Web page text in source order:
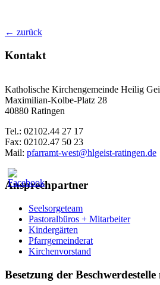
← zurück
Kontakt
Katholische Kirchengemeinde Heilig
Maximilian-Kolbe-Platz 28
40880 Ratingen
Tel.: 02102.44 27 17
Fax: 02102.47 50 23
Mail: pfarramt-west@hlgeist-ratingen.de
Ansprechpartner
Seelsorgeteam
Pastoralbüros + Mitarbeiter
Kindergärten
Pfarrgemeinderat
Kirchenvorstand
Besetzung der